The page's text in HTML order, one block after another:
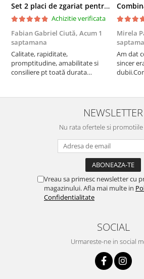
Set 2 placi de zgariat pentru casuta pisici BUNTZ KJW5086, compatibile cu casuta 59 x 28.5 x 35 cm
Achizitie verificata
Fabian Gabriel Ciută, Acum 1
saptamana
Calitate, rapiditate,
promptitudine, amabilitate si
consiliere pt toată durata
Mirela
Am dat
sincer
rapiditate
NEWSLETTER
Nu rata ofertele si
Vreau sa primesc newsletter cu
magazinului. Afla mai multe in
Confidentialitate
SOCIAL
Urmareste-ne in social